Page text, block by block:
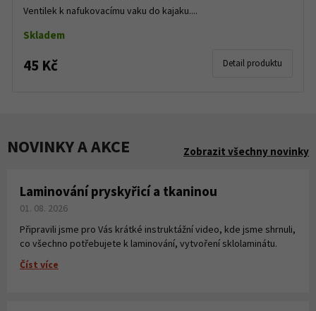
Ventilek k nafukovacímu vaku do kajaku....
Skladem
45 Kč Detail produktu
NOVINKY A AKCE Zobrazit všechny novinky
Laminování pryskyřicí a tkaninou
01. 08. 2026
Připravili jsme pro Vás krátké instruktážní video, kde jsme shrnuli,
co všechno potřebujete k laminování, vytvoření sklolaminátu.
Číst více